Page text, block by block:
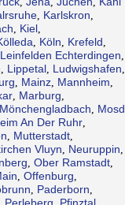
, Karlskron
Kiel,
Köln Krefeld
Leinfelden Echterdingen
Lippetal, Ludwigshafen
Mainz, Mannheim
, Marburg
Mönchengladbach
Mosd
An Der Ruhr,
Mutterstadt,
Vluyn Neuruppin
Ober Ramstadt,
Offenburg
Paderborn
Perleberg
Pfinztal